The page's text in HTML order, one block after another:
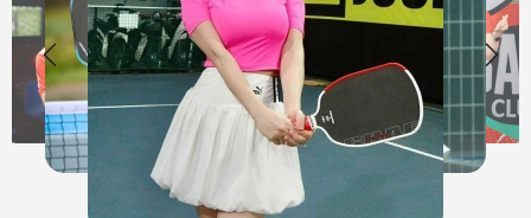
Ca Sĩ Hùng Min
Hùng đang sử dụng các
Ca Sĩ Mỹ Anh MC Bạch Lan Phương
Ca Sĩ Tố Nga